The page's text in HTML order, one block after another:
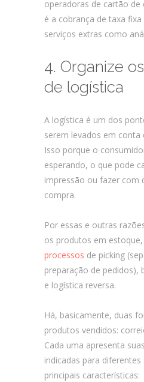
operadoras de cartão de
é a cobrança de taxa
serviços extras como
4. Organize
de logística
A logística é um dos
serem levados em conta
Isso porque o
esperando, o que pode
impressão ou fazer com
compra.
Por essas e outras
os produtos em
processos de picking
preparação de pedidos),
e logística reversa.
Há, basicamente, duas
produtos vendidos:
Cada uma apresenta
indicadas para
principais características: